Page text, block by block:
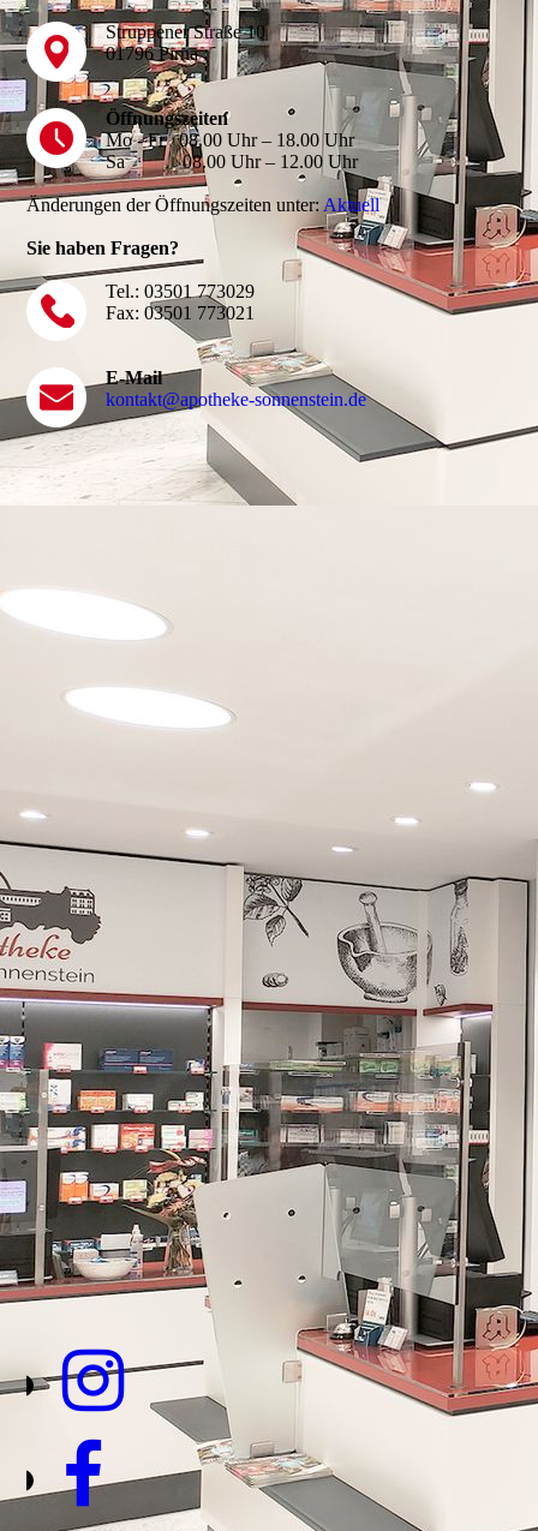
Struppener Straße 10
01796 Pirna
Öffnungszeiten
Mo - Fr 08.00 Uhr – 18.00 Uhr
Sa 08.00 Uhr – 12.00 Uhr
Änderungen der Öffnungszeiten unter: Aktuell
Sie haben Fragen?
Tel.: 03501 773029
Fax: 03501 773021
E-Mail
kontakt@apotheke-sonnenstein.de